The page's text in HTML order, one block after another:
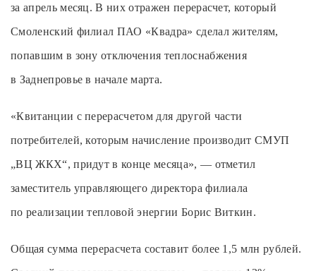
за апрель месяц. В них отражен перерасчет, который
Смоленский филиал ПАО «Квадра» сделал жителям,
попавшим в зону отключения теплоснабжения
в Заднепровье в начале марта.
«Квитанции с перерасчетом для другой части
потребителей, которым начисление производит СМУП
„ВЦ ЖКХ“, придут в конце месяца», — отметил
заместитель управляющего директора филиала
по реализации тепловой энергии Борис Виткин.
Общая сумма перерасчета составит более 1,5 млн рублей.